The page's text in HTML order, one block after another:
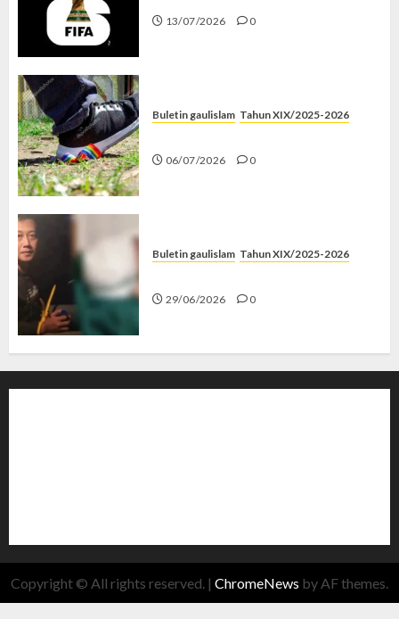
13/07/2026 0
Buletin gaulislam Tahun XIX/2025-2026
06/07/2026 0
Buletin gaulislam Tahun XIX/2025-2026
29/06/2026 0
Copyright © All rights reserved. | ChromeNews by AF themes.